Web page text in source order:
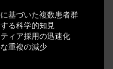
基づいた複数患者群
る科学的知見
ィア採用の迅速化
重複の減少